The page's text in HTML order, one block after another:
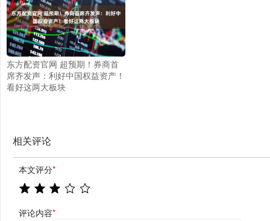
东方配资官网 超预期！券商首
席齐发声：利好中国权益资产！
看好这两大板块
相关评论
本文评分*
评论内容*